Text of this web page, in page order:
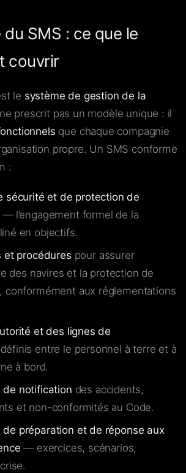
SMS : ce que le
couvrir
le système de gestion de la
prescrit pas un modèle unique : il
que chaque compagnie
propre. Un SMS conforme
:
sécurité et de protection de
— l’engagement formel de la
en objectifs.
et procédures pour assurer
des navires et la protection de
conformément aux réglementations
et des lignes de
définis entre le personnel à terre et à
à bord.
de notification des accidents,
et non-conformités au Code.
de préparation et de réponse aux
— exercices, scénarios,